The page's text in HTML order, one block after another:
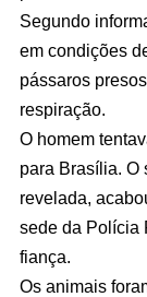
Segundo
em condições
pássaros
respiração.
O homem
para Brasília. O
revelada,
sede da Polícia
fiança.
Os animais